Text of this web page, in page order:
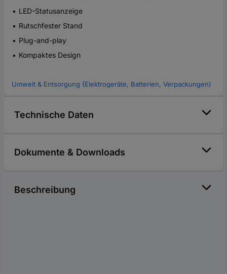
LED-Statusanzeige
Rutschfester Stand
Plug-and-play
Kompaktes Design
Umwelt & Entsorgung (Elektrogeräte, Batterien, Verpackungen)
Technische Daten
Dokumente & Downloads
Beschreibung